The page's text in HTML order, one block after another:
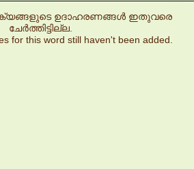
ഉദാഹരണങ്ങൾ ഇതുവരെ
ചേർത്തിട്ടില്ല.
for this word still haven't been added.